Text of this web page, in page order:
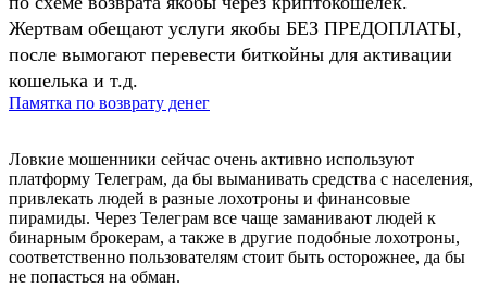
Жертвам обещают услуги якобы БЕЗ ПРЕДОПЛАТЫ,
после вымогают перевести биткойны для активации
кошелька и т.д.
Памятка по возврату денег
Ловкие мошенники сейчас очень активно используют
платформу Телеграм, да бы выманивать средства с населения,
привлекать людей в разные лохотроны и финансовые
пирамиды. Через Телеграм все чаще заманивают людей к
бинарным брокерам, а также в другие подобные лохотроны,
соответственно пользователям стоит быть осторожнее, да бы
не попасться на обман.